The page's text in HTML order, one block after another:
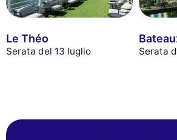
Le Théo
Serata del 13 luglio Serata